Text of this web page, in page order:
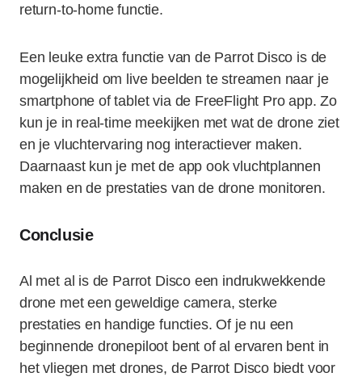
return-to-home functie.
Een leuke extra functie van de Parrot Disco is de
mogelijkheid om live beelden te streamen naar je
smartphone of tablet via de FreeFlight Pro app. Zo
kun je in real-time meekijken met wat de drone ziet
en je vluchtervaring nog interactiever maken.
Daarnaast kun je met de app ook vluchtplannen
maken en de prestaties van de drone monitoren.
Conclusie
Al met al is de Parrot Disco een indrukwekkende
drone met een geweldige camera, sterke
prestaties en handige functies. Of je nu een
beginnende dronepiloot bent of al ervaren bent in
het vliegen met drones, de Parrot Disco biedt voor